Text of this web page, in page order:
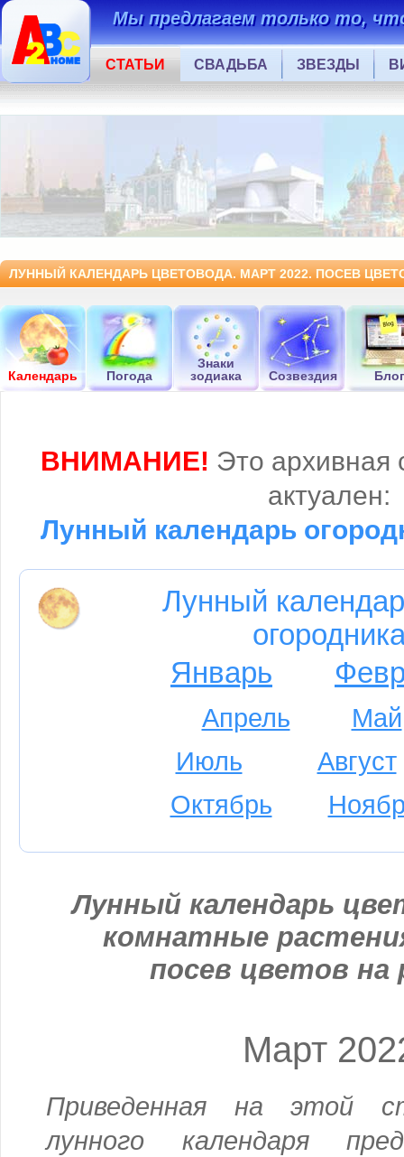
Мы предлагаем только то,
СТАТЬИ СВАДЬБА ЗВЕЗДЫ
ЛУННЫЙ КАЛЕНДАРЬ ЦВЕТОВОДА. МАРТ 2022. ПОСЕВ
Календарь Погода
Знаки
зодиака
Созвездия Блог
ВНИМАНИЕ! Это архивная
актуален:
Лунный календарь
Лунный
Январь
Апрель
Май
Июль
Август
Октябрь
Лунный календарь
комнатные
посев цветов на
Март
Приведенная на этой
лунного календаря